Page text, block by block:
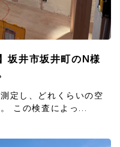
坂井市坂井町のN様
定し、どれくらいの空
この検査によっ...